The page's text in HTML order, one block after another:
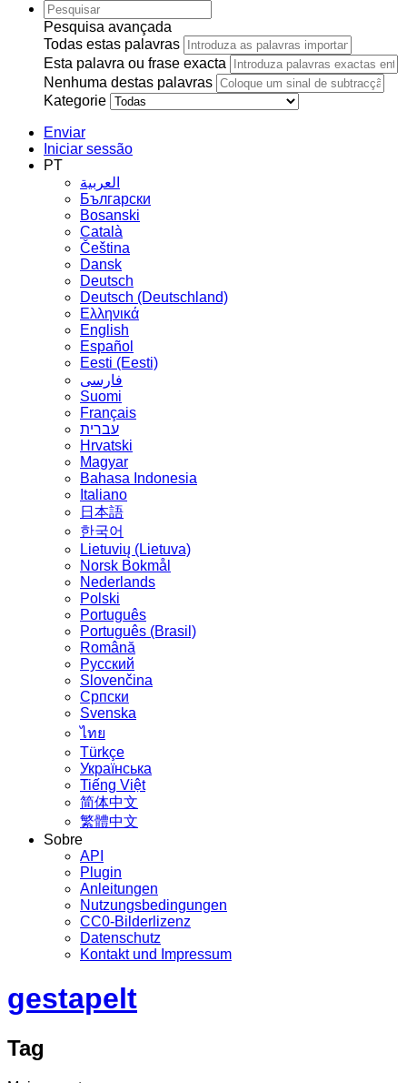
Pesquisa avançada
Todas estas palavras
Esta palavra ou frase exacta
Nenhuma destas palavras
Kategorie
Enviar
Iniciar sessão
PT
العربية
Български
Bosanski
Сatalà
Čeština
Dansk
Deutsch
Deutsch (Deutschland)
Ελληνικά
English
Español
Eesti (Eesti)
فارسی
Suomi
Français
עברית
Hrvatski
Magyar
Bahasa Indonesia
Italiano
日本語
한국어
Lietuvių (Lietuva)
‪Norsk Bokmål‬
Nederlands
Polski
Português
Português (Brasil)
Română
Русский
Slovenčina
Српски
Svenska
ไทย
Türkçe
Українська
Tiếng Việt
简体中文
繁體中文
Sobre
API
Plugin
Anleitungen
Nutzungsbedingungen
CC0-Bilderlizenz
Datenschutz
Kontakt und Impressum
gestapelt
Tag